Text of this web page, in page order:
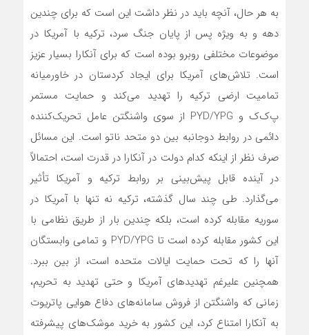
به هر حال، آنچه باید در نظر داشت این است که برای چندین
دهه و به ویژه پس از پایان جنگ سرد، ترکیه با آمریکا در
موضوعات مختلفی روبرو بوده است که برای آنکارا بسیار عزیز
است. تلاش‌های آمریکا برای ایجاد کردستان در خاورمیانه
تمامیت ارضی ترکیه را تهدید می‌کند و حمایت مستمر
پ‌ک‌ک و PYD/YPG از سوی واشنگتن عامل تحریک‌کننده
دائمی در روابط دوجانبه بین دو متحد ناتو است. این مسائل
صرف نظر از اینکه کدام دولت در آنکارا در قدرت است، احتمالاً
در آینده قابل پیش‌بینی بر روابط ترکیه و آمریکا تأثیر
می‌گذارد. طی چند سال گذشته، ترکیه نه تنها با آمریکا در
سوریه مقابله کرده است، بلکه چندین بار از طریق نظامی با
این کشور مقابله کرده است تا PYD/YPG و تمامی وابستگان
آنها را که تحت حمایت ایالات متحده است، از بین ببرد.
همچنین علیرغم تهدیدهای آمریکا و حتی تهدید به تحریم،
زمانی که واشنگتن از فروش سامانه‌های دفاع هوایی پاتریوت
به آنکارا امتناع کرد، این کشور به خرید موشک‌های پیشرفته